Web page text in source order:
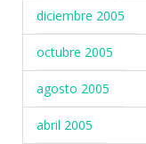
diciembre 2005
octubre 2005
agosto 2005
abril 2005